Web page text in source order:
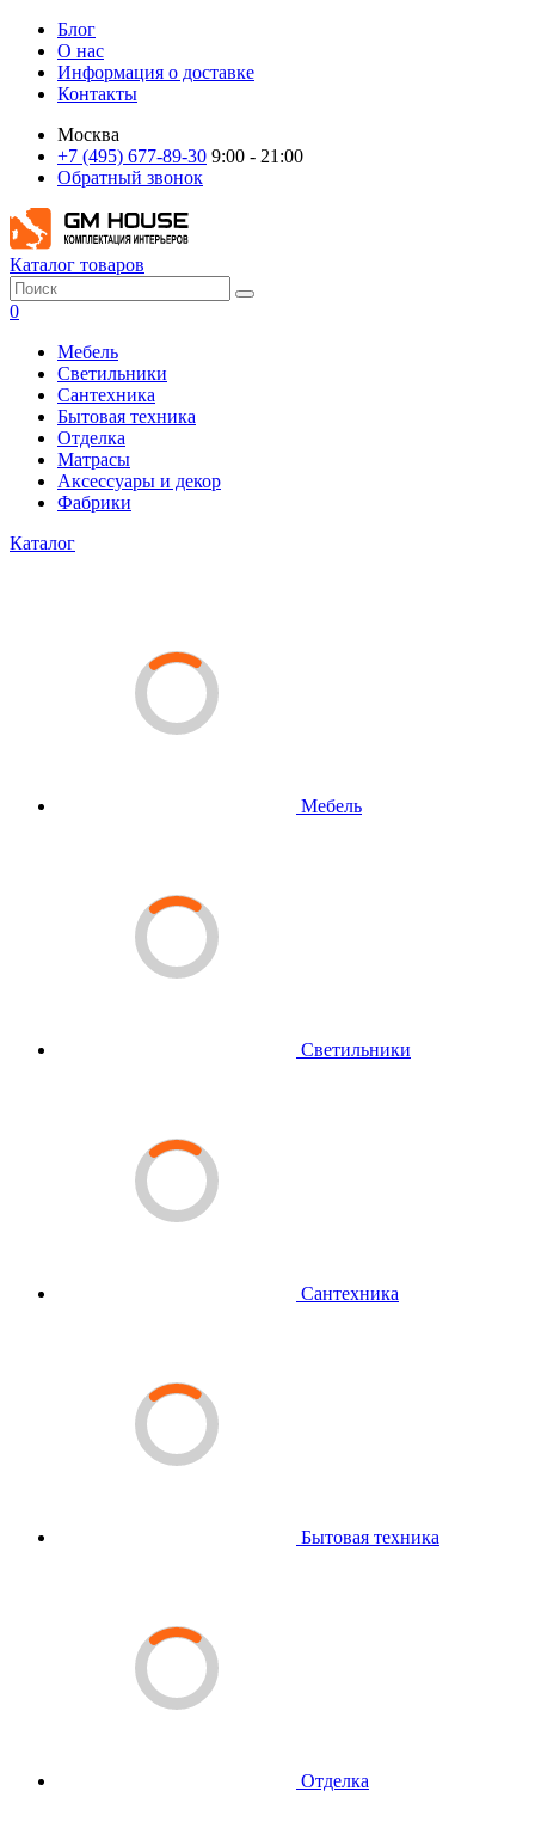
Блог
О нас
Информация о доставке
Контакты
Москва
+7 (495) 677-89-30 9:00 - 21:00
Обратный звонок
Каталог товаров
0
Мебель
Светильники
Сантехника
Бытовая техника
Отделка
Матрасы
Аксессуары и декор
Фабрики
Каталог
Мебель
Светильники
Сантехника
Бытовая техника
Отделка